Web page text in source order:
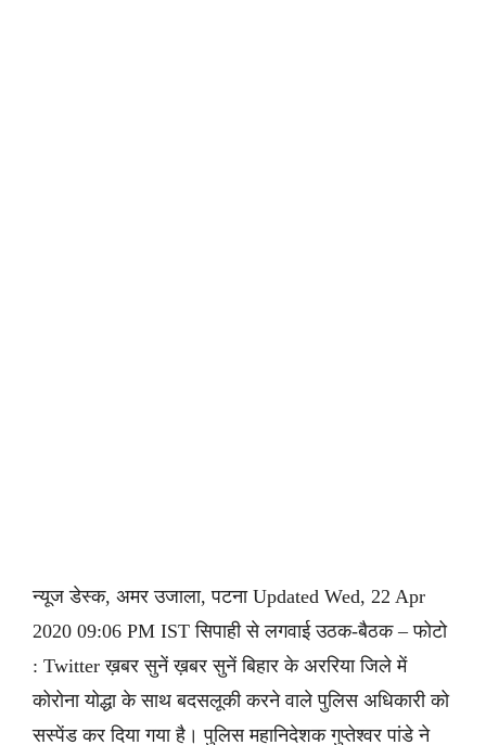
न्यूज डेस्क, अमर उजाला, पटना Updated Wed, 22 Apr
2020 09:06 PM IST सिपाही से लगवाई उठक-बैठक – फोटो
: Twitter ख़बर सुनें ख़बर सुनें बिहार के अररिया जिले में
कोरोना योद्धा के साथ बदसलूकी करने वाले पुलिस अधिकारी को
सस्पेंड कर दिया गया है। पुलिस महानिदेशक गुप्तेश्वर पांडे ने